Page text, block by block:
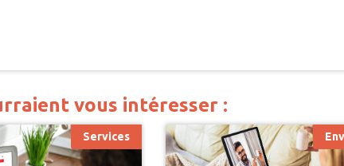
vous intéresser :
Services